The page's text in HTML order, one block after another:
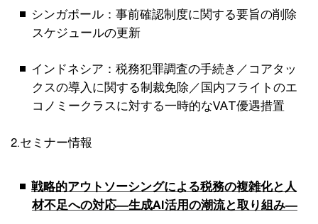
シンガポール：事前確認制度に関する要旨の削除
スケジュールの更新
インドネシア：税務犯罪調査の手続き／コアタッ
クスの導入に関する制裁免除／国内フライトのエ
コノミークラスに対する一時的なVAT優遇措置
2.セミナー情報
戦略的アウトソーシングによる税務の複雑化と人
材不足への対応―生成AI活用の潮流と取り組み―